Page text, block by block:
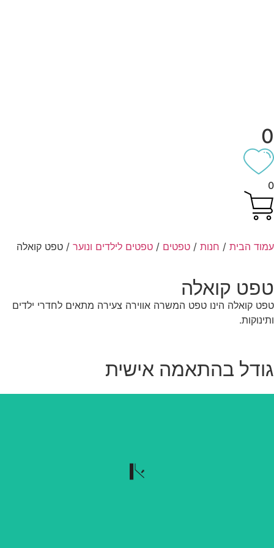
הבית/חנות/טפטים/טפטים לילדים ונוער/ טפט קואלה
קואלה
קואלה הינו טפט המשרה אווירה צעירה מתאים לחדרי ילדים
בהתאמה אישית
נשלף בקלות